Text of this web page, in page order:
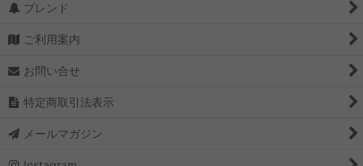
ブレンド
ご利用案内
お問い合せ
特定商取引法表示
メールマガジン